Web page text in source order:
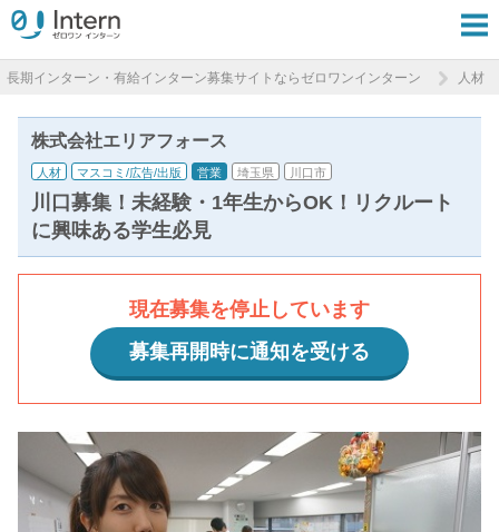
長期インターン・有給インターン募集サイトならゼロワンインターン 人材
株式会社エリアフォース
人材 マスコミ/広告/出版 営業 埼玉県 川口市
川口募集！未経験・1年生からOK！リクルート
に興味ある学生必見
現在募集を停止しています
募集再開時に通知を受ける